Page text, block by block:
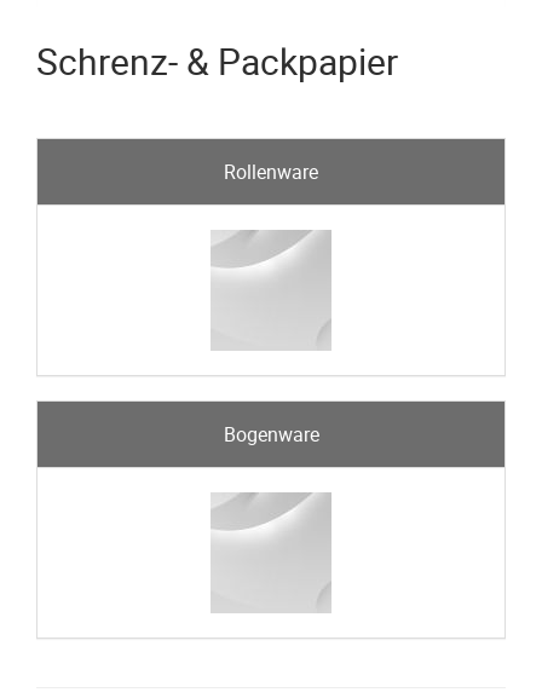
Schrenz- & Packpapier
Rollenware
Bogenware